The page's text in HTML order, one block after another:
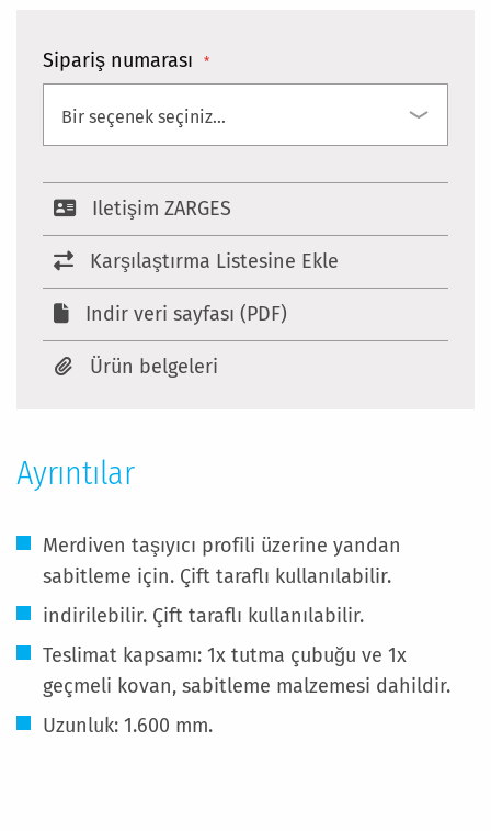
Sipariş numarası
Iletişim ZARGES
Karşılaştırma Listesine Ekle
Indir veri sayfası (PDF)
Ürün belgeleri
Ayrıntılar
Merdiven taşıyıcı profili üzerine yandan
sabitleme için. Çift taraflı kullanılabilir.
indirilebilir. Çift taraflı kullanılabilir.
Teslimat kapsamı: 1x tutma çubuğu ve 1x
geçmeli kovan, sabitleme malzemesi dahildir.
Uzunluk: 1.600 mm.